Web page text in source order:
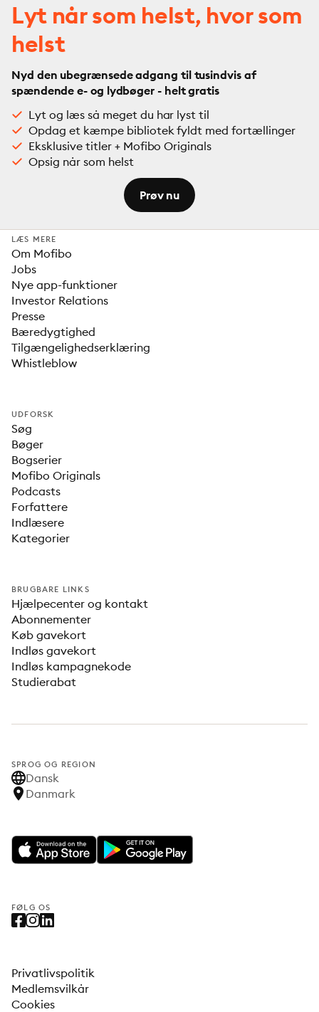
Lyt når som helst, hvor som
helst
Nyd den ubegrænsede adgang til tusindvis af
spændende e- og lydbøger - helt gratis
Lyt og læs så meget du har lyst til
Opdag et kæmpe bibliotek fyldt med fortællinger
Eksklusive titler + Mofibo Originals
Opsig når som helst
Prøv nu
LÆS MERE
Om Mofibo
Jobs
Nye app-funktioner
Investor Relations
Presse
Bæredygtighed
Tilgængelighedserklæring
Whistleblow
UDFORSK
Søg
Bøger
Bogserier
Mofibo Originals
Podcasts
Forfattere
Indlæsere
Kategorier
BRUGBARE LINKS
Hjælpecenter og kontakt
Abonnementer
Køb gavekort
Indløs gavekort
Indløs kampagnekode
Studierabat
SPROG OG REGION
Dansk
Danmark
FØLG OS
Privatlivspolitik
Medlemsvilkår
Cookies